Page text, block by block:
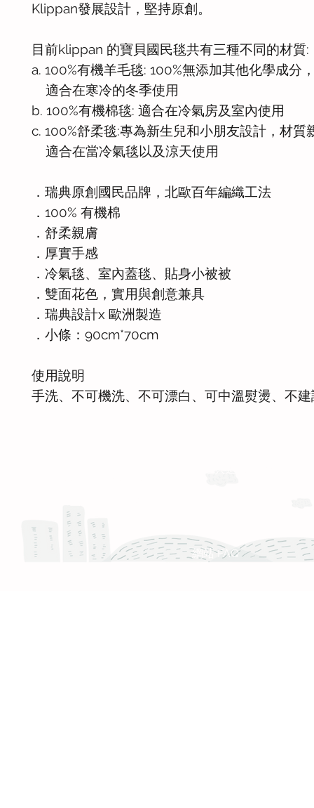
Klippan發展設計，堅持原創。
目前klippan 的寶貝國民毯共有三種不同的材質:
a. 100%有機羊毛毯: 100%無添加其他化學成分
適合在寒冷的冬季使用
b. 100%有機棉毯: 適合在冷氣房及室內使用
c. 100%舒柔毯:專為新生兒和小朋友設計，材質
適合在當冷氣毯以及涼天使用
．瑞典原創國民品牌，北歐百年編織工法
．100% 有機棉
．舒柔親膚
．厚實手感
．冷氣毯、室內蓋毯、貼身小被被
．雙面花色，實用與創意兼具
．瑞典設計x 歐洲製造
．小條：90cm*70cm
使用說明
手洗、不可機洗、不可漂白、可中溫熨燙、不
網站 FAQ